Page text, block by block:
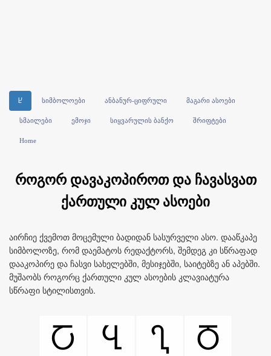
Ⴞ სიმბოლოები ანბანურ-ციფრული მაგარი ასოები
სმაილები ემოჯი სიყვარულის ბანქო შრიფტები
Home
როგორ დავაკოპიროთ და ჩავასვათ
ქართული კულ ასოები
აირჩიე ქვემოთ მოცემული ბადიდან სასურველი ასო. დააწკაპე
სიმბოლოზე, რომ დაემატოს რედაქტორს, შემდეგ კი სწრაფად
დააკოპირე და ჩასვი სახელებში, მესიჯებში, საიტებზე ან აპებში.
მუშაობს როგორც ქართული კულ ასოების კლავიატურა
სწრაფი სტილისთვის.
Ⴀ Ⴁ Ⴂ
Ⴃ